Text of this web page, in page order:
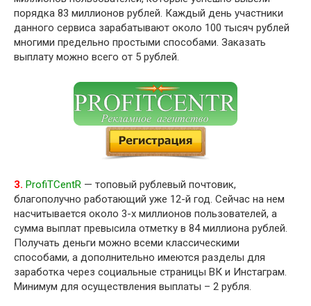
порядка 83 миллионов рублей. Каждый день участники
данного сервиса зарабатывают около 100 тысяч рублей
многими предельно простыми способами. Заказать
выплату можно всего от 5 рублей.
3. ProfiTCentR — топовый рублевый почтовик,
благополучно работающий уже 12-й год. Сейчас на нем
насчитывается около 3-х миллионов пользователей, а
сумма выплат превысила отметку в 84 миллиона рублей.
Получать деньги можно всеми классическими
способами, а дополнительно имеются разделы для
заработка через социальные страницы ВК и Инстаграм.
Минимум для осуществления выплаты – 2 рубля.